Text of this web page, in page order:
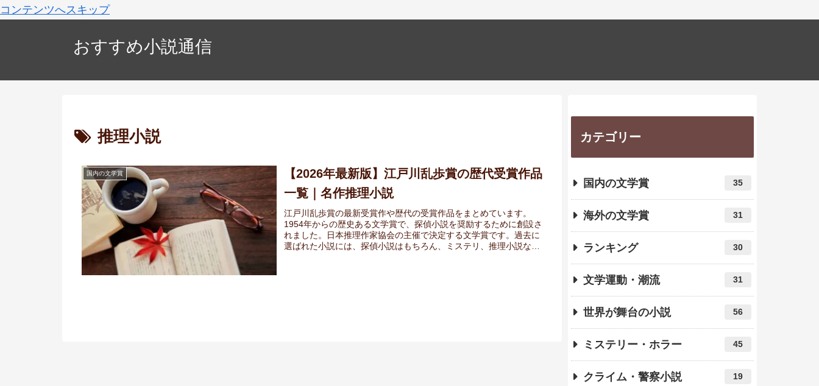
コンテンツへスキップ
おすすめ小説通信
推理小説
国内の文学賞
【2026年最新版】江戸川乱歩賞の歴代受賞作品
一覧｜名作推理小説
江戸川乱歩賞の最新受賞作や歴代の受賞作品をまとめています。
1954年からの歴史ある文学賞で、探偵小説を奨励するために創設さ
れました。日本推理作家協会の主催で決定する文学賞です。過去に
選ばれた小説には、探偵小説はもちろん、ミステリ、推理小説など
カテゴリー
国内の文学賞 35
海外の文学賞 31
ランキング 30
文学運動・潮流 31
世界が舞台の小説 56
ミステリー・ホラー 45
クライム・警察小説 19